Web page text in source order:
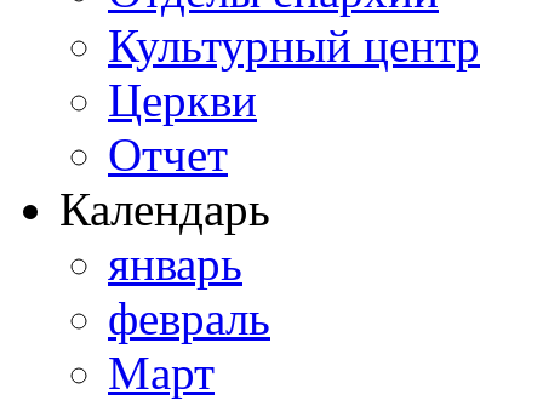
Культурный центр
Церкви
Отчет
Календарь
январь
февраль
Март